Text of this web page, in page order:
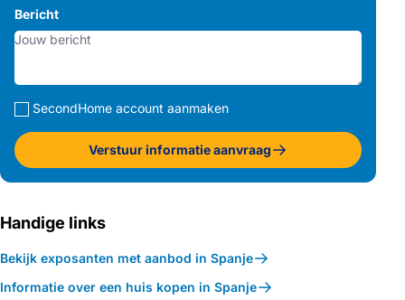
Bericht
SecondHome account aanmaken
Verstuur informatie aanvraag
Handige links
Bekijk exposanten met aanbod in Spanje
Informatie over een huis kopen in Spanje